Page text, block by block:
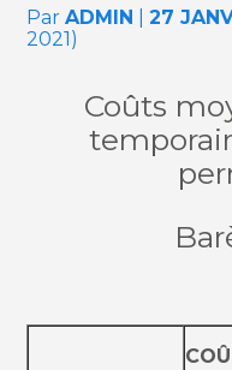
ParADMIN |27
2021)
Coûts